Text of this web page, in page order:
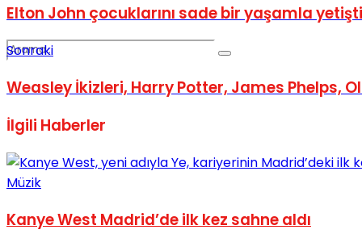
No Result
Elton John çocuklarını sade bir yaşamla
Sonraki
Weasley İkizleri, Harry Potter, James Phelps,
İlgili Haberler
Müzik
Kanye West Madrid’de ilk kez sahne aldı